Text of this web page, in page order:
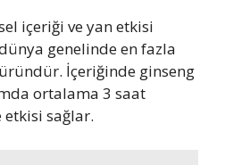
içeriği ve yan etkisi
genelinde en fazla
İçeriğinde ginseng
ortalama 3 saat
etkisi sağlar.